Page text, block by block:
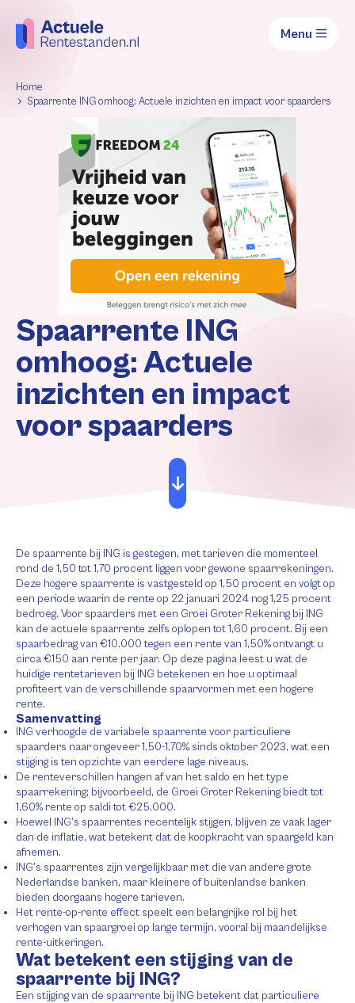
Menu
Home
Spaarrente ING omhoog: Actuele inzichten en impact voor spaarders
Spaarrente ING
omhoog: Actuele
inzichten en impact
voor spaarders
De spaarrente bij ING is gestegen, met tarieven die momenteel
rond de 1,50 tot 1,70 procent liggen voor gewone spaarrekeningen.
Deze hogere spaarrente is vastgesteld op 1,50 procent en volgt op
een periode waarin de rente op 22 januari 2024 nog 1,25 procent
bedroeg. Voor spaarders met een Groei Groter Rekening bij ING
kan de actuele spaarrente zelfs oplopen tot 1,60 procent. Bij een
spaarbedrag van €10.000 tegen een rente van 1,50% ontvangt u
circa €150 aan rente per jaar. Op deze pagina leest u wat de
huidige rentetarieven bij ING betekenen en hoe u optimaal
profiteert van de verschillende spaarvormen met een hogere
rente.
Samenvatting
ING verhoogde de variabele spaarrente voor particuliere
spaarders naar ongeveer 1,50-1,70% sinds oktober 2023, wat een
stijging is ten opzichte van eerdere lage niveaus.
De renteverschillen hangen af van het saldo en het type
spaarrekening; bijvoorbeeld, de Groei Groter Rekening biedt tot
1,60% rente op saldi tot €25.000.
Hoewel ING’s spaarrentes recentelijk stijgen, blijven ze vaak lager
dan de inflatie, wat betekent dat de koopkracht van spaargeld kan
afnemen.
ING’s spaarrentes zijn vergelijkbaar met die van andere grote
Nederlandse banken, maar kleinere of buitenlandse banken
bieden doorgaans hogere tarieven.
Het rente-op-rente effect speelt een belangrijke rol bij het
verhogen van spaargroei op lange termijn, vooral bij maandelijkse
rente-uitkeringen.
Wat betekent een stijging van de
spaarrente bij ING?
Een stijging van de spaarrente bij ING betekent dat particuliere